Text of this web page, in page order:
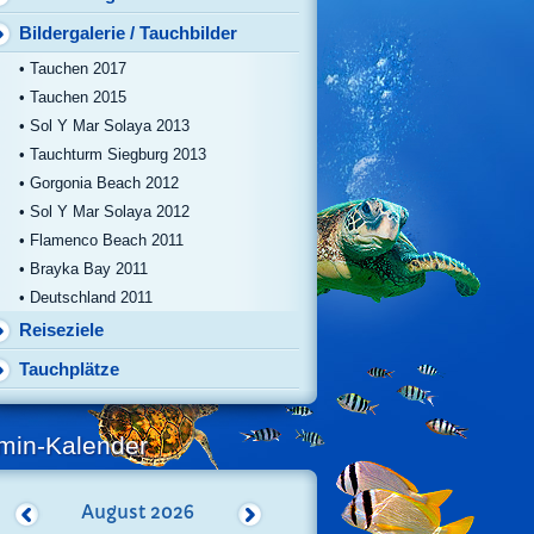
Bildergalerie / Tauchbilder
• Tauchen 2017
• Tauchen 2015
• Sol Y Mar Solaya 2013
• Tauchturm Siegburg 2013
• Gorgonia Beach 2012
• Sol Y Mar Solaya 2012
• Flamenco Beach 2011
• Brayka Bay 2011
• Deutschland 2011
Reiseziele
Tauchplätze
Kalender
August 2026